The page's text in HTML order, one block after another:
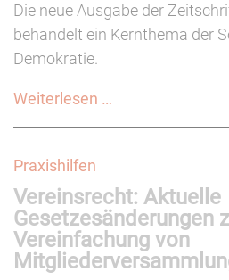
Zeitung
Kultur
Die neue Ausgabe der
behandelt ein Kernthema der
Demokratie.
Weiterlesen …
SOZIOkultur
zum
Thema
"Demokratie"
Praxishilfen
Vereinsrecht: Aktuelle
Gesetzesänderungen
Vereinfachung von